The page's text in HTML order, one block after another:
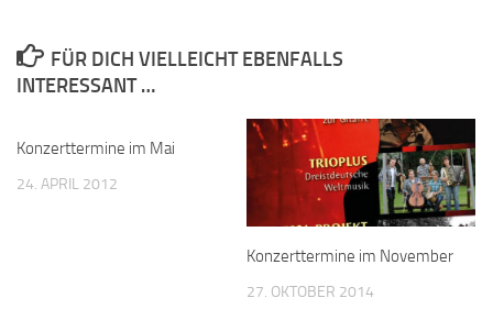
FÜR DICH VIELLEICHT EBENFALLS
INTERESSANT …
Konzerttermine im Mai
24. APRIL 2012
Konzerttermine im November
27. OKTOBER 2014